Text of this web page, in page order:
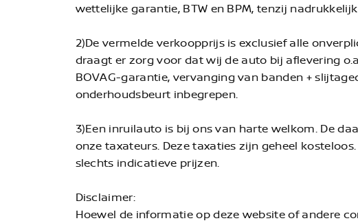
wettelijke garantie, BTW en BPM, tenzij
2)De vermelde verkoopprijs is exclusief alle
draagt er zorg voor dat wij de auto bij aflevering
BOVAG-garantie, vervanging van banden +
onderhoudsbeurt inbegrepen.
3)Een inruilauto is bij ons van harte welkom. De
onze taxateurs. Deze taxaties zijn geheel
slechts indicatieve prijzen.
Disclaimer:
Hoewel de informatie op deze website of andere